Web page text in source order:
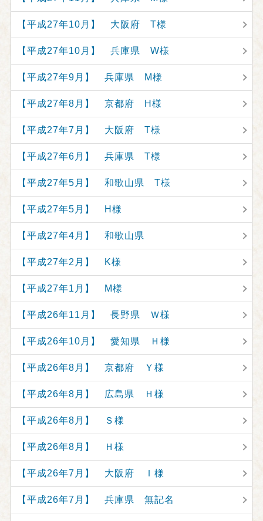
【平成27年10月】 大阪府 T様
【平成27年10月】 兵庫県 W様
【平成27年9月】 兵庫県 M様
【平成27年8月】 京都府 H様
【平成27年7月】 大阪府 T様
【平成27年6月】 兵庫県 T様
【平成27年5月】 和歌山県 T様
【平成27年5月】 H様
【平成27年4月】 和歌山県
【平成27年2月】 K様
【平成27年1月】 M様
【平成26年11月】 長野県 Ｗ様
【平成26年10月】 愛知県 Ｈ様
【平成26年8月】 京都府 Ｙ様
【平成26年8月】 広島県 Ｈ様
【平成26年8月】 Ｓ様
【平成26年8月】 Ｈ様
【平成26年7月】 大阪府 Ｉ様
【平成26年7月】 兵庫県 無記名